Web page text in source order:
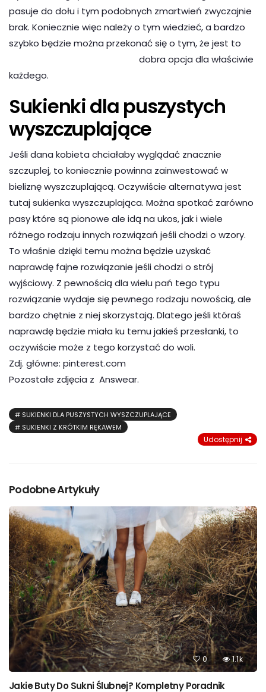
pasuje do dołu i tym podobnych zmartwień zwyczajnie
brak. Koniecznie więc należy o tym wiedzieć, a bardzo
szybko będzie można przekonać się o tym, że jest to
dobra opcja dla właściwie
każdego.
Sukienki dla puszystych
wyszczuplające
Jeśli dana kobieta chciałaby wyglądać znacznie
szczuplej, to koniecznie powinna zainwestować w
bieliznę wyszczuplającą. Oczywiście alternatywa jest
tutaj sukienka wyszczuplająca. Można spotkać zarówno
pasy które są pionowe ale idą na ukos, jak i wiele
różnego rodzaju innych rozwiązań jeśli chodzi o wzory.
To właśnie dzięki temu można będzie uzyskać
naprawdę fajne rozwiązanie jeśli chodzi o strój
wyjściowy. Z pewnością dla wielu pań tego typu
rozwiązanie wydaje się pewnego rodzaju nowością, ale
bardzo chętnie z niej skorzystają. Dlatego jeśli któraś
naprawdę będzie miała ku temu jakieś przesłanki, to
oczywiście może z tego korzystać do woli.
Zdj. główne: pinterest.com
Pozostałe zdjęcia z Answear.
SUKIENKI DLA PUSZYSTYCH WYSZCZUPLAJĄCE
SUKIENKI Z KRÓTKIM RĘKAWEM
Udostępnij
Podobne Artykuły
0 1.1k
Jakie Buty Do Sukni Ślubnej? Kompletny Poradnik